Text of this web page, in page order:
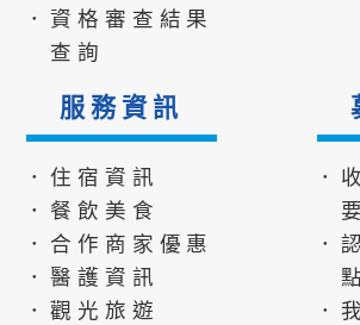
．資格審查結果
查詢
服務資訊
．住宿資訊
．餐飲美食
．合作商家優惠
．醫護資訊
．觀光旅遊
．
．
點
．